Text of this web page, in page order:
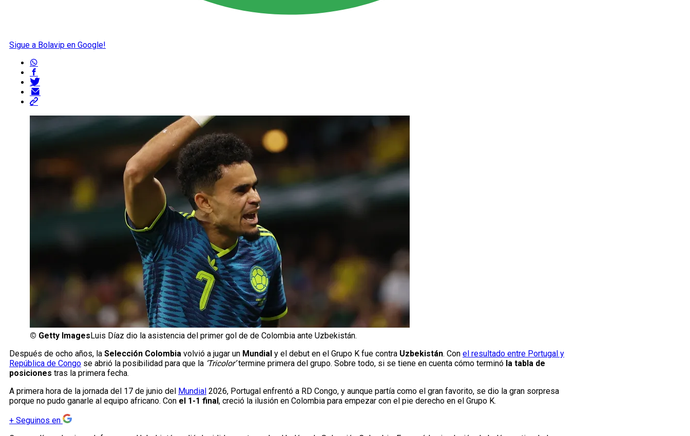
Sigue a Bolavip en Google!
© Getty Images Luis Díaz dio la asistencia del primer gol de de Colombia ante Uzbekistán.
Después de ocho años, la Selección Colombia volvió a jugar un Mundial y el debut en el Grupo K fue contra Uzbekistán. Con el resultado entre Portugal y
República de Congo se abrió la posibilidad para que la ‘Tricolor’termine primera del grupo. Sobre todo, si se tiene en cuenta cómo terminó la tabla de
posiciones tras la primera fecha.
A primera hora de la jornada del 17 de junio del Mundial 2026, Portugal enfrentó a RD Congo, y aunque partía como el gran favorito, se dio la gran sorpresa
porque no pudo ganarle al equipo africano. Con el 1-1 final , creció la ilusión en Colombia para empezar con el pie derecho en el Grupo K.
+ Seguinos en